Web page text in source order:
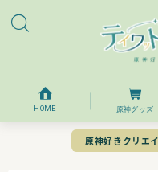
ホーム
プロフィール
HOME 原神グッズ
原神好きクリエ